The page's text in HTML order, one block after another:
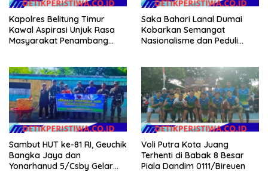
Kapolres Belitung Timur
Kawal Aspirasi Unjuk Rasa
Masyarakat Penambang
Kecamatan Gantung.
Saka Bahari Lanal Dumai
Kobarkan Semangat
Nasionalisme dan Peduli
Sambut HUT ke-81 RI, Geuchik
Bangka Jaya dan
Yonarhanud 5/Csby Gelar
Voli Putra Kota Juang
Terhenti di Babak 8 Besar
Piala Dandim 0111/Bireuen